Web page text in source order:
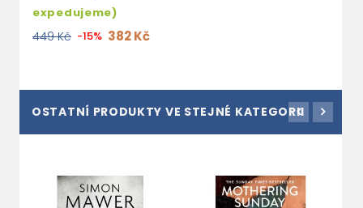
expedujeme)
449 Kč -15% 382 Kč
OSTATNÍ PRODUKTY VE STEJNÉ KATEGORII